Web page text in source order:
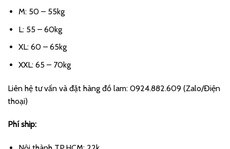
M: 50 – 55kg
L: 55 – 60kg
XL: 60 – 65kg
XXL: 65 – 70kg
Liên hệ tư vấn và đặt hàng đồ lam: 0924.882.609 (Zalo/Điện
thoại)
Phí ship: